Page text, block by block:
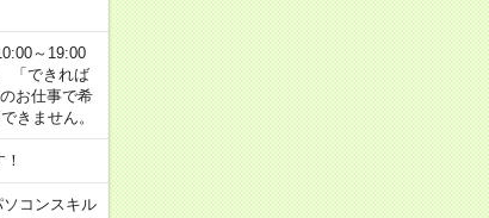
～19:00
「できれば
お仕事で希
きません。
ソコンスキル